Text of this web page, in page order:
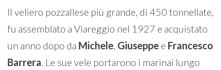
Il veliero pozzallese più grande, di 450 tonnellate,
fu assemblato a Viareggio nel 1927 e acquistato
un anno dopo da Michele, Giuseppe e Francesco
Barrera. Le sue vele portarono i marinai lungo